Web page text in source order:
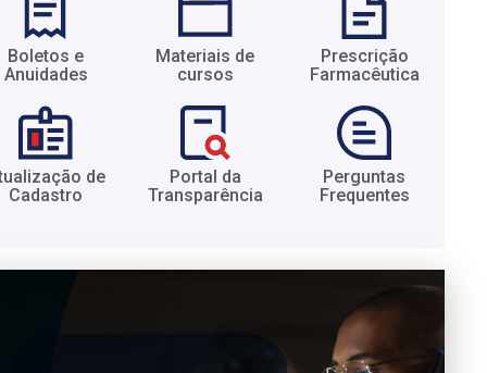
Boletos e
Anuidades​
Materiais de
cursos​
Prescrição
Farmacêutica​
de
Cadastro​
Portal da
Transparência​
Perguntas
Frequentes​